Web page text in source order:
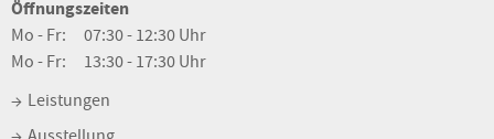
Öffnungszeiten
Mo - Fr:
07:30 - 12:30 Uhr
Mo - Fr:
13:30 - 17:30 Uhr
Leistungen